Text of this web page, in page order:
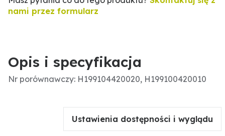
nami przez formularz
Opis i specyfikacja
Nr porównawczy: H199104420020, H199100420010
Ustawienia dostępności i wyglądu